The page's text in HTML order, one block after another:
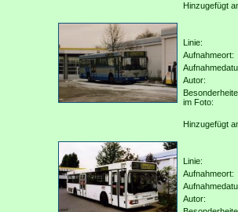
Hinzugefügt
Linie:
Aufnahmeort:
Autor:
im Foto:
Hinzugefügt
Linie:
Aufnahmeort:
Autor: